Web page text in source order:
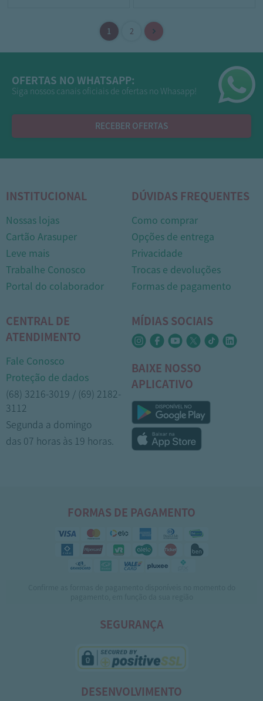
OFERTAS NO WHATSAPP:
Siga nossos canais oficiais de ofertas no Whasapp!
RECEBER OFERTAS
INSTITUCIONAL
Nossas lojas
Cartão Arasuper
Leve mais
Trabalhe Conosco
Portal do colaborador
DÚVIDAS FREQUENTES
Como comprar
Opções de entrega
Privacidade
Trocas e devoluções
Formas de pagamento
CENTRAL DE
ATENDIMENTO
Fale Conosco
Proteção de dados
(68) 3216-3019 / (69) 2182-
3112
Segunda a domingo
das 07 horas às 19 horas.
MÍDIAS SOCIAIS
BAIXE NOSSO
APLICATIVO
FORMAS DE PAGAMENTO
SEGURANÇA
DESENVOLVIMENTO